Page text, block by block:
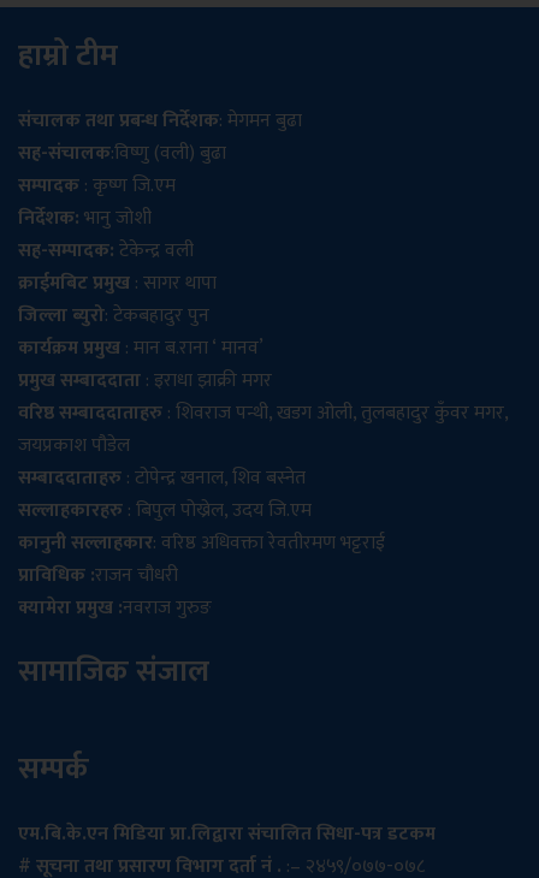
हाम्रो टीम
संचालक तथा प्रबन्ध निर्देशक: मेगमन बुढा
सह-संचालक:विष्णु (वली) बुढा
सम्पादक: कृष्ण जि.एम
निर्देशक:भानु जोशी
सह-सम्पादक:टेकेन्द्र वली
क्राईमबिट प्रमुख: सागर थापा
जिल्ला ब्युरो: टेकबहादुर पुन
कार्यक्रम प्रमुख: मान ब.राना ‘ मानव’
प्रमुख सम्बाददाता: इराधा झाक्री मगर
वरिष्ठ सम्बाददाताहरु: शिवराज पन्थी, खडग ओली, तुलबहादुर कुँवर मगर,
जयप्रकाश पौडेल
सम्बाददाताहरु: टोपेन्द्र खनाल, शिव बस्नेत
सल्लाहकारहरु: बिपुल पोख्रेल, उदय जि.एम
कानुनी सल्लाहकार: वरिष्ठ अधिवक्ता रेवतीरमण भट्टराई
प्राविधिक :राजन चौधरी
क्यामेरा प्रमुख :नवराज गुरुङ
सामाजिक संजाल
सम्पर्क
एम.बि.के.एन मिडिया प्रा.लिद्वारा संचालित सिधा-पत्र डटकम
# सूचना तथा प्रसारण विभाग दर्ता नं . :– २४५९/०७७-०७८